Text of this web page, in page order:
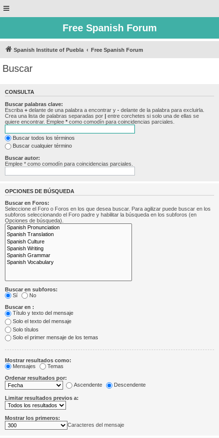
Free Spanish Forum
Spanish Institute of Puebla Free Spanish Forum
Buscar
CONSULTA
Buscar palabras clave:
Escriba + delante de una palabra a encontrar y - delante de la palabra para excluirla.
Crea una lista de palabras separadas por | entre corchetes si solo una de ellas se
quiere encontrar. Emplee * como comodín para coincidencias parciales.
Buscar todos los términos
Buscar cualquier término
Buscar autor:
Emplee * como comodín para coincidencias parciales.
OPCIONES DE BÚSQUEDA
Buscar en Foros:
Seleccione el Foro o Foros en los que desea buscar. Para agilizar puede buscar en los
subforos seleccionando el Foro padre y habilitar la búsqueda en los subforos (en
Opciones de búsqueda).
Buscar en subforos:
Sí
No
Buscar en :
Título y texto del mensaje
Solo el texto del mensaje
Solo títulos
Solo el primer mensaje de los temas
Mostrar resultados como:
Mensajes
Temas
Ordenar resultados por:
Ascendente
Descendente
Limitar resultados previos a:
Mostrar los primeros:
Caracteres del mensaje